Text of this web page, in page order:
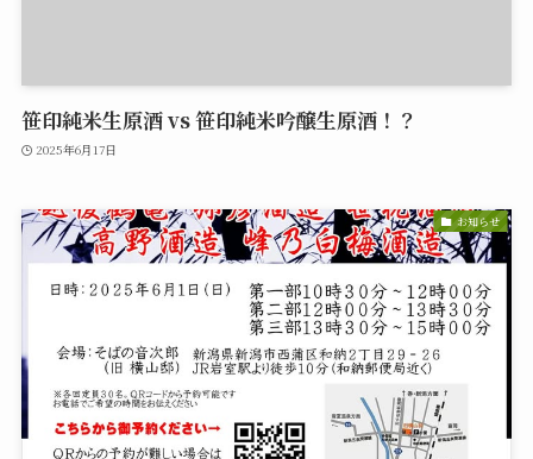
笹印純米生原酒 vs 笹印純米吟醸生原酒！？
2025年6月17日
お知らせ